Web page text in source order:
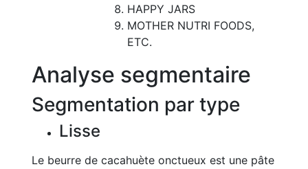
HAPPY JARS
MOTHER NUTRI FOODS,
ETC.
Analyse segmentaire
Segmentation par type
Lisse
Le beurre de cacahuète onctueux est une pâte